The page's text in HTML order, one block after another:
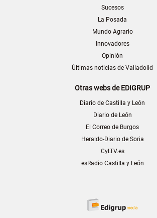
Sucesos
La Posada
Mundo Agrario
Innovadores
Opinión
Últimas noticias de Valladolid
Otras webs de EDIGRUP
Diario de Castilla y León
Diario de León
El Correo de Burgos
Heraldo-Diario de Soria
CyLTV.es
esRadio Castilla y León